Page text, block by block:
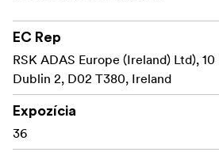
EC Rep
RSK ADAS Europe (Ireland) Ltd),
Dublin 2, D02 T380, Ireland
Expozícia
36